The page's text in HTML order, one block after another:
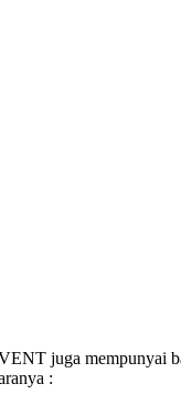
juga mempunyai
: